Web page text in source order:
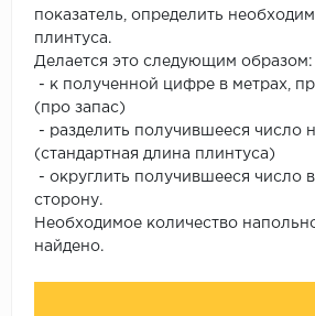
показатель, определить
плинтуса.
Делается это следующим образом:
- к полученной цифре в метрах,
(про запас)
- разделить получившееся число
(стандартная длина плинтуса)
- округлить получившееся число
сторону.
Необходимое количество
найдено.